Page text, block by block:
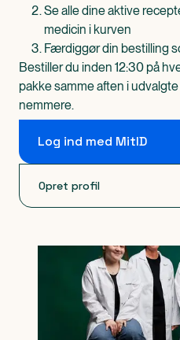
Se alle dine aktive
medicin i kurven
Færdiggør din bestilling
Bestiller du inden 12:30 på
pakke samme aften i
nemmere.
Log ind med MitID
Opret profil